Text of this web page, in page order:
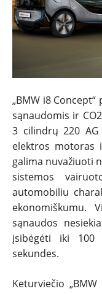
„BMW i8
sąnaudomis ir
3 cilindrų 220
elektros motoras
galima nuvažiuoti
sistemos
automobiliu
ekonomiškumu.
sąnaudos
įsibėgėti iki
sekundes.
Keturviečio